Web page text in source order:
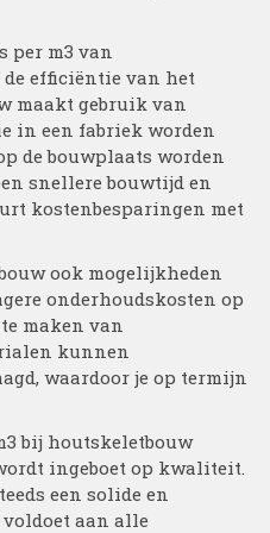
per m3 van
efficiëntie van het
maakt gebruik van
in een fabriek worden
de bouwplaats worden
snellere bouwtijd en
kostenbesparingen met
ook mogelijkheden
onderhoudskosten op
maken van
kunnen
waardoor je op termijn
bij houtskeletbouw
ingeboet op kwaliteit.
een solide en
aan alle